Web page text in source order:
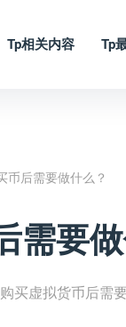
Tp相关内容 Tp
币后需要做什么？
需要
买虚拟货币后需